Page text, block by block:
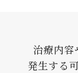
治療内容
発生する